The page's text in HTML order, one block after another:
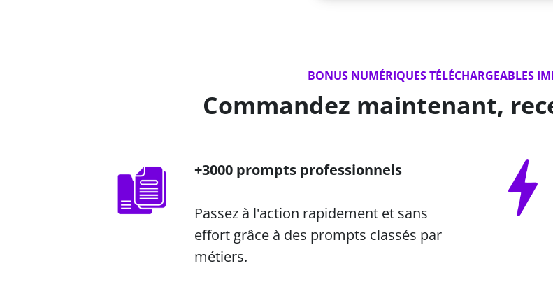
BONUS NUMÉRIQUES TÉLÉCHARGEABLES
Commandez maintenant,
+3000 prompts professionnels
Passez à l'action rapidement et sans
effort grâce à des prompts classés par
métiers.